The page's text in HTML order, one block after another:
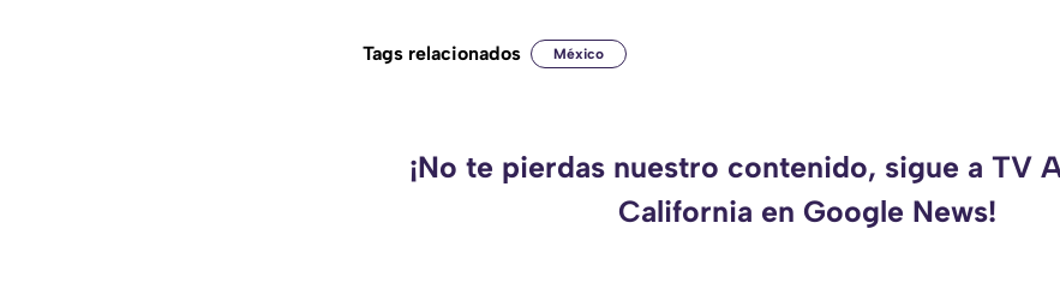
Tags relacionados México
¡No te pierdas nuestro contenido, sigue a TV
California en Google News!